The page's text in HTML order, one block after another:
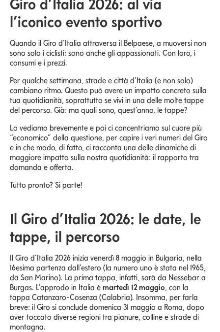
Giro d’Italia 2026: al via
l’iconico evento sportivo
Quando il Giro d’Italia attraversa il Belpaese, a muoversi non
sono solo i ciclisti: sono anche gli appassionati. Con loro, i
consumi e i prezzi.
Per qualche settimana, strade e città d’Italia (e non solo)
cambiano ritmo. Questo può avere un impatto concreto sulla
tua quotidianità, soprattutto se vivi in una delle molte tappe
del percorso. Già: ma quali sono, quest’anno, le tappe?
Lo vediamo brevemente e poi ci concentriamo sul cuore più
“economico” della questione, per capire i veri numeri del Giro
e in che modo, di fatto, ci racconta una delle dinamiche di
maggiore impatto sulla nostra quotidianità: il rapporto tra
domanda e offerta.
Tutto pronto? Si parte!
Il Giro d’Italia 2026: le date, le
tappe, il percorso
Il Giro d’Italia 2026 inizia venerdì 8 maggio in Bulgaria, nella
16esima partenza dall’estero (la numero uno è stata nel 1965,
da San Marino). La prima tappa, infatti, sarà da Nessebar a
Burgas. L’approdo in Italia è martedì 12 maggio , con la
tappa Catanzaro-Cosenza (Calabria). Insomma, per farla
breve: il Giro si conclude domenica 31 maggio a Roma, dopo
aver toccato diverse regioni tra pianure, colline e strade di
montagna.